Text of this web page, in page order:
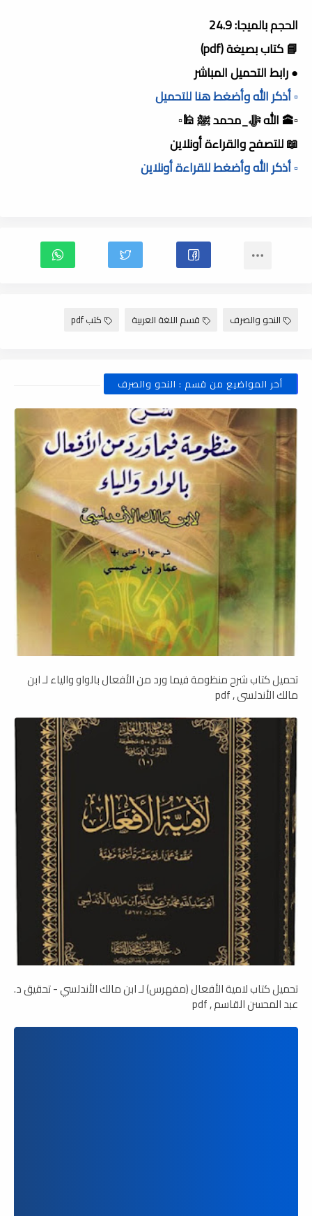
الحجم بالميجا: 24.9
📘 كتاب بصيغة (pdf)
● رابط التحميل المباشر
▫️ أذكر الله وأضغط هنا للتحميل
▫️🕋 الله ﷻ_محمد ﷺ 🕌▫️
📖 للتصفح والقراءة أونلاين
▫️ أذكر الله وأضغط للقراءة أونلاين
النحو والصرف قسم اللغة العربية كتب pdf
أخر المواضيع من قسم : النحو والصرف
تحميل كتاب شرح منظومة فيما ورد من الأفعال بالواو والياء لـ ابن
مالك الأندلسي , pdf
تحميل كتاب لامية الأفعال (مفهرس) لـ ابن مالك الأندلسي - تحقيق د.
عبد المحسن القاسم , pdf